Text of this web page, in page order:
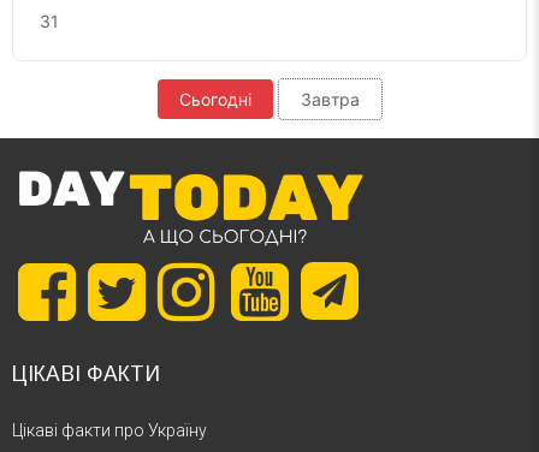
31
Сьогодні Завтра
ЦІКАВІ ФАКТИ
Цікаві факти про Україну